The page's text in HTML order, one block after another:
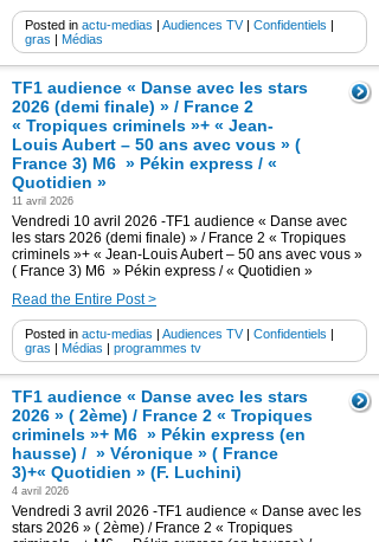
Posted in actu-medias | Audiences TV| Confidentiels |
gras | Médias
TF1 audience « Danse avec les stars
2026 (demi finale) » / France 2
« Tropiques criminels »+ « Jean-
Louis Aubert – 50 ans avec vous » (
France 3) M6 » Pékin express / «
Quotidien »
11 avril 2026
Vendredi 10 avril 2026 -TF1 audience « Danse avec
les stars 2026 (demi finale) » / France 2 « Tropiques
criminels »+ « Jean-Louis Aubert – 50 ans avec vous »
( France 3) M6 » Pékin express / « Quotidien »
Read the Entire Post >
Posted in actu-medias | Audiences TV| Confidentiels |
gras | Médias | programmes tv
TF1 audience « Danse avec les stars
2026 » ( 2ème) / France 2 « Tropiques
criminels »+ M6 » Pékin express (en
hausse) / » Véronique » ( France
3)+« Quotidien » (F. Luchini)
4 avril 2026
Vendredi 3 avril 2026 -TF1 audience « Danse avec les
stars 2026 » ( 2ème) / France 2 « Tropiques